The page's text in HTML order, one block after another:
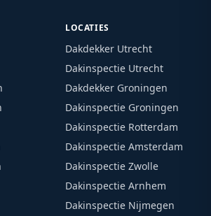
LOCATIES
Dakdekker Utrecht
Dakinspectie Utrecht
Dakdekker Groningen
Dakinspectie Groningen
Dakinspectie Rotterdam
Dakinspectie Amsterdam
Dakinspectie Zwolle
Dakinspectie Arnhem
Dakinspectie Nijmegen